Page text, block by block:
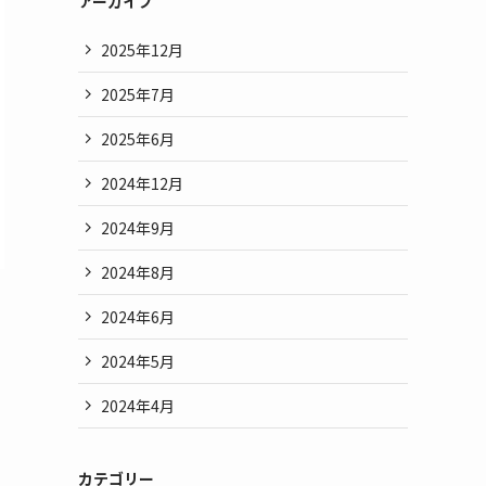
2025年12月
2025年7月
2025年6月
2024年12月
2024年9月
2024年8月
2024年6月
2024年5月
2024年4月
カテゴリー